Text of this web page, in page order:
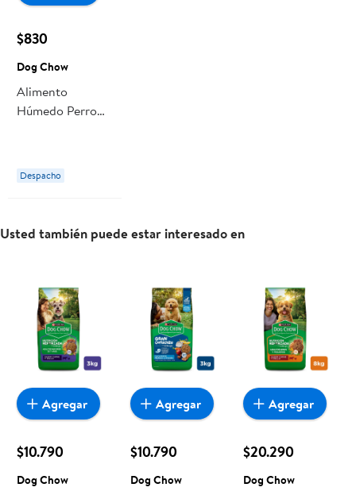
$830
Dog Chow
Alimento
Húmedo Perro
Carne Pouch 100
g Dog Chow
Despacho
Usted también puede estar interesado en
$10.790
Dog Chow
Agregar
$10.790
Dog Chow
Agregar
$20.290
Dog Chow
Agregar